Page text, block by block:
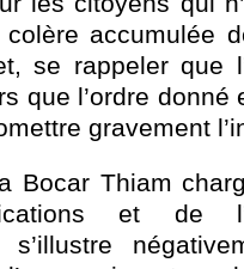
accumulée
se rappeler que
que l’ordre
gravement
Bocar Thiam
et de
s’illustre